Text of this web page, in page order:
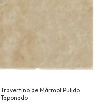
Travertino de Mármol Pulido
Taponado